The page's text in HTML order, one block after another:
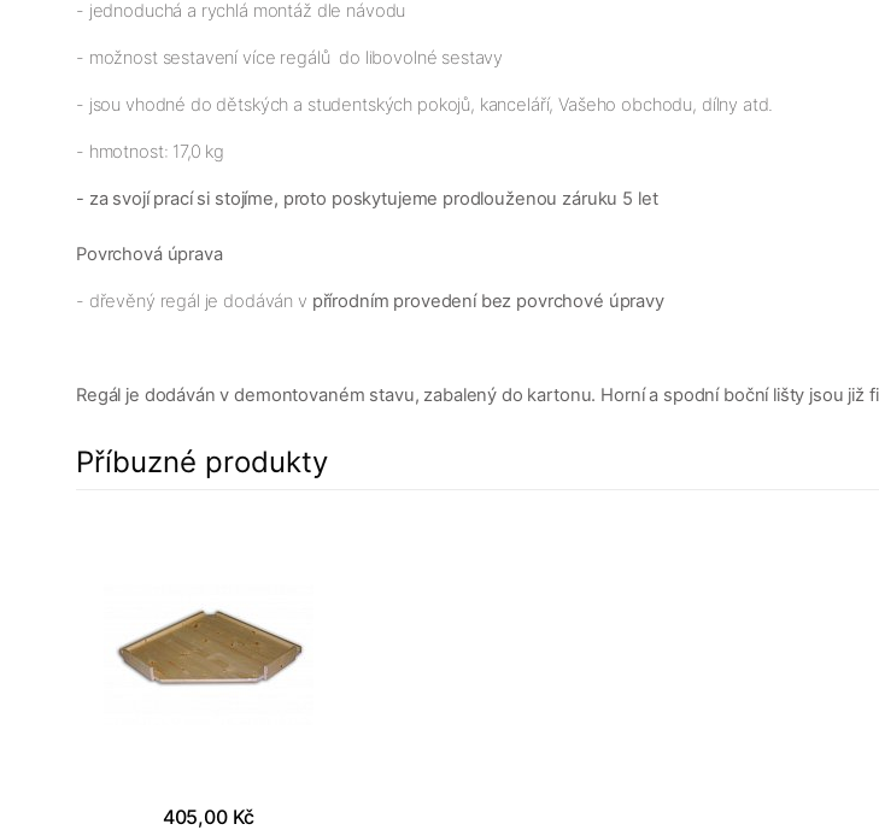
- jednoduchá a rychlá montáž dle návodu
- možnost sestavení více regálů do libovolné sestavy
- jsou vhodné do dětských a studentských pokojů, kanceláří, Vašeho obchodu, dílny atd.
- hmotnost: 17,0 kg
- za svojí prací si stojíme, proto poskytujeme prodlouženou záruku 5 let
Povrchová úprava
- dřevěný regál je dodáván v přírodním provedení bez povrchové úpravy
Regál je dodáván v demontovaném stavu, zabalený do kartonu. Horní a spodní boční lišty jsou
Příbuzné produkty
405,00 Kč